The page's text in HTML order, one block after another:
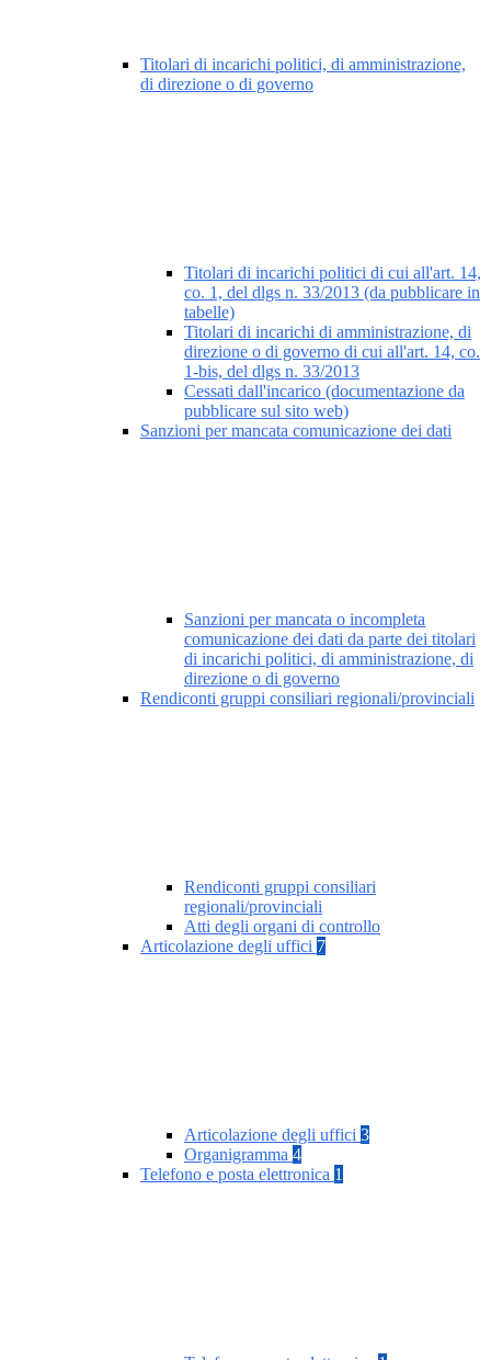
Titolari di incarichi politici, di amministrazione,
di direzione o di governo
Titolari di incarichi politici di cui all'art. 14,
co. 1, del dlgs n. 33/2013 (da pubblicare in
tabelle)
Titolari di incarichi di amministrazione, di
direzione o di governo di cui all'art. 14, co.
1-bis, del dlgs n. 33/2013
Cessati dall'incarico (documentazione da
pubblicare sul sito web)
Sanzioni per mancata comunicazione dei dati
Sanzioni per mancata o incompleta
comunicazione dei dati da parte dei titolari
di incarichi politici, di amministrazione, di
direzione o di governo
Rendiconti gruppi consiliari regionali/provinciali
Rendiconti gruppi consiliari
regionali/provinciali
Atti degli organi di controllo
Articolazione degli uffici 7
Articolazione degli uffici 3
Organigramma 4
Telefono e posta elettronica 1